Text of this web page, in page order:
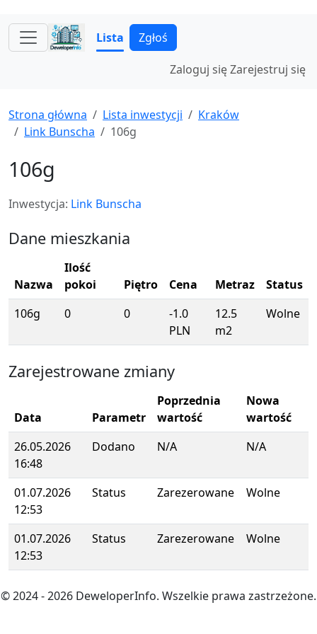
Lista Zgłoś
Zaloguj sięZarejestruj się
Strona główna Lista inwestycji
Kraków
Link Bunscha
106g
106g
Inwestycja: Link Bunscha
Dane mieszkania
Nazwa
Ilość
pokoi
Piętro Cena Metraz
Status
106g
0 0
-1.0
PLN
12.5
m2
Wolne
Zarejestrowane zmiany
Data Parametr
Poprzednia
wartość
Nowa
wartość
26.05.2026
16:48
Dodano N/A N/A
01.07.2026
12:53
Status Zarezerowane Wolne
01.07.2026
12:53
Status Zarezerowane Wolne
© 2024- 2026 DeweloperInfo. Wszelkie prawa zastrzeżone.